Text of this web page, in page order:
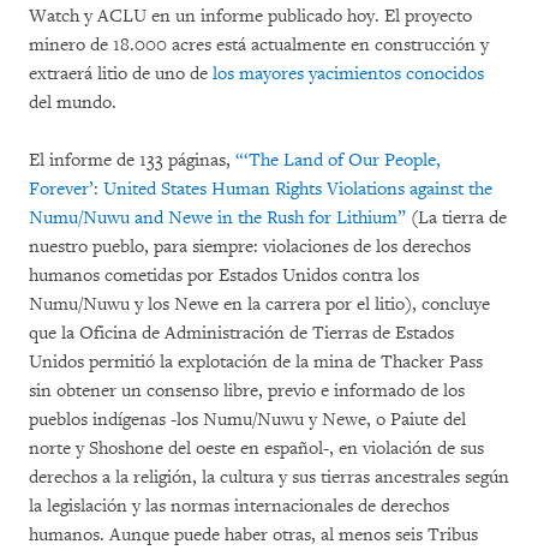
Watch y ACLU en un informe publicado hoy. El proyecto
minero de 18.000 acres está actualmente en construcción y
extraerá litio de uno de los mayores yacimientos conocidos
del mundo.
El informe de 133 páginas, “‘The Land of Our People,
Forever’: United States Human Rights Violations against the
Numu/Nuwu and Newe in the Rush for Lithium” (La tierra de
nuestro pueblo, para siempre: violaciones de los derechos
humanos cometidas por Estados Unidos contra los
Numu/Nuwu y los Newe en la carrera por el litio), concluye
que la Oficina de Administración de Tierras de Estados
Unidos permitió la explotación de la mina de Thacker Pass
sin obtener un consenso libre, previo e informado de los
pueblos indígenas -los Numu/Nuwu y Newe, o Paiute del
norte y Shoshone del oeste en español-, en violación de sus
derechos a la religión, la cultura y sus tierras ancestrales según
la legislación y las normas internacionales de derechos
humanos. Aunque puede haber otras, al menos seis Tribus